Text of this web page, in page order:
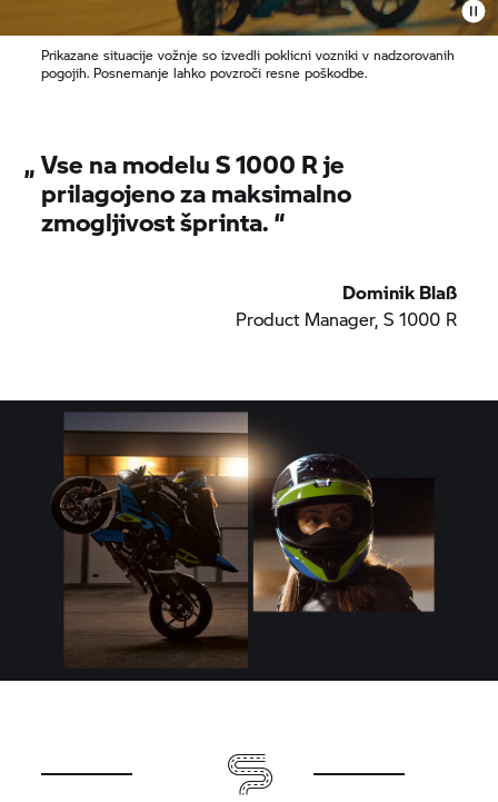
Prikazane situacije vožnje so izvedli poklicni vozniki v nadzorovanih
pogojih. Posnemanje lahko povzroči resne poškodbe.
„Vse na modeluS 1000 Rje
prilagojeno za maksimalno
zmogljivost šprinta.“
Dominik Blaß
Product Manager, S 1000 R